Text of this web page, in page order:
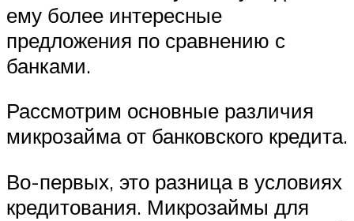
ему более интересные
предложения по сравнению с
банками.
Рассмотрим основные различия
микрозайма от банковского кредита.
Во-первых, это разница в условиях
кредитования. Микрозаймы для